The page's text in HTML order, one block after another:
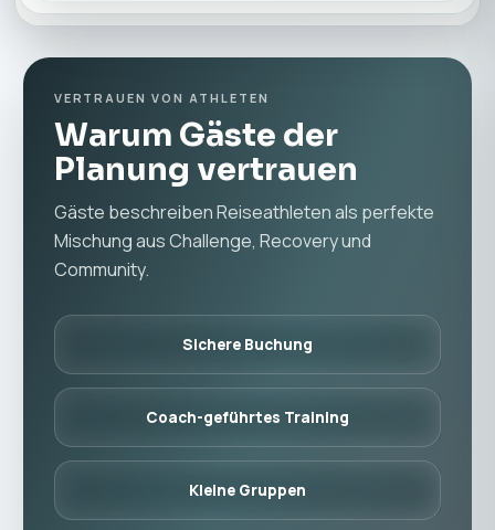
VERTRAUEN VON ATHLETEN
Warum Gäste der
Planung vertrauen
Gäste beschreiben Reiseathleten als perfekte
Mischung aus Challenge, Recovery und
Community.
Sichere Buchung
Coach-geführtes Training
Kleine Gruppen